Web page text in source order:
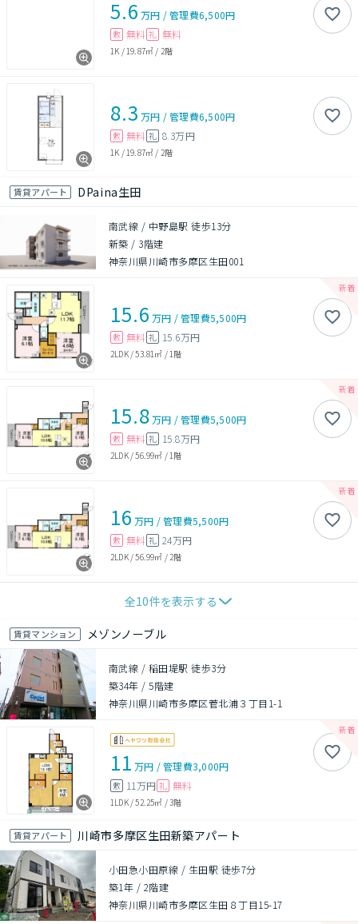
5.6 万円 /管理費6,500円
敷 無料 礼 無料
1K / 19.87㎡ / 2階
8.3 万円 /管理費6,500円
敷 無料 礼 8.3万円
1K / 19.87㎡ / 2階
賃貸アパート DPaina生田
南武線 / 中野島駅 徒歩13分
新築 / 3階建
神奈川県川崎市多摩区生田001
15.6 万円 /管理費5,500円
敷 無料 礼 15.6万円
2LDK/53.81㎡ / 1階
15.8万円 /管理費5,500円
敷 無料 礼 15.8万円
2LDK/56.99㎡ / 1階
16 万円 /管理費5,500円
敷 無料 礼 24万円
2LDK/56.99㎡ / 2階
全10件を表示する
賃貸マンション メゾンノーブル
南武線 / 稲田堤駅 徒歩3分
築34年 /5階建
神奈川県川崎市多摩区菅北浦３丁目1-1
11 万円 /管理費3,000円
敷 11万円 礼 無料
1LDK/52.25㎡ /3階
賃貸アパート 川崎市多摩区生田新築アパート
小田急小田原線 / 生田駅 徒歩7分
築1年 / 2階建
神奈川県川崎市多摩区生田８丁目15-17